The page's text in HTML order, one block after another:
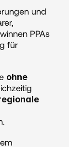
und
PPAs
für
ohne